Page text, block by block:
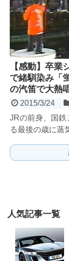
【感動】卒業
で緒馴染み「
の汽笛で大熱
2015/3/24
JRの前身、国鉄
る最後の歳に蒸
人気記事一覧